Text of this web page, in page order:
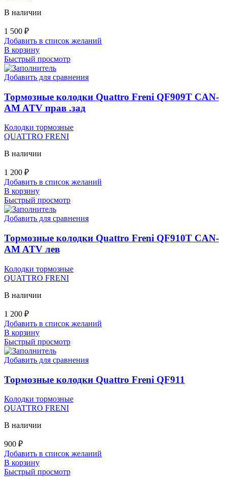
В наличии
1 500 ₽
Добавить в список желаний
В корзину
Быстрый просмотр
Добавить для сравнения
Тормозные колодки Quattro Freni QF909T CAN-
AM ATV прав .зад
Колодки тормозные
QUATTRO FRENI
В наличии
1 200 ₽
Добавить в список желаний
В корзину
Быстрый просмотр
Добавить для сравнения
Тормозные колодки Quattro Freni QF910T CAN-
AM ATV лев
Колодки тормозные
QUATTRO FRENI
В наличии
1 200 ₽
Добавить в список желаний
В корзину
Быстрый просмотр
Добавить для сравнения
Тормозные колодки Quattro Freni QF911
Колодки тормозные
QUATTRO FRENI
В наличии
900 ₽
Добавить в список желаний
В корзину
Быстрый просмотр